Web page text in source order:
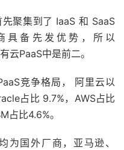
聚集到了 IaaS 和 SaaS
具备先发优势，所以
云PaaS中是前二。
竞争格局， 阿里云以
占比 9.7%，AWS占比
占比4.6%。
为国外厂商，亚马逊、